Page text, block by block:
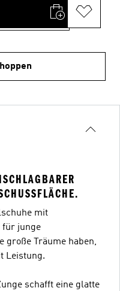
Z
mit
für junge
große Träume haben,
Leistung.
schafft eine glatte